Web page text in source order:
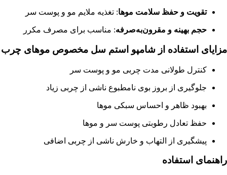
تقویت و حفظ سلامت موها: تغذیه ملایم مو و پوست سر
حجم بهینه و مقرون‌به‌صرفه: مناسب برای مصرف مکرر
مزایای استفاده از شامپو استم سل مخصوص موهای چرب
کنترل طولانی مدت چربی مو و پوست سر
جلوگیری از بروز بوی نامطبوع ناشی از چربی زیاد
بهبود ظاهر و احساس سبکی موها
حفظ تعادل رطوبتی پوست سر و موها
پیشگیری از التهاب و خارش ناشی از چربی اضافی
راهنمای استفاده